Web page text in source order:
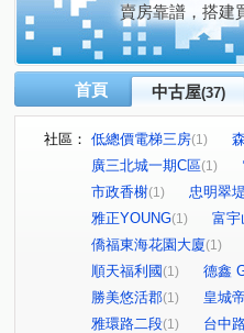
賣房靠譜，搭建
首頁 中古屋(37)
社區： 低總價電梯三房(1)
廣三北城一期C區(1)
市政香榭(1) 忠明翠堤
雅正YOUNG(1) 富宇
僑福東海花園大廈(1)
順天福利國 (1) 德鑫
勝美悠活郡(1) 皇城
雅環路二段(1) 台中